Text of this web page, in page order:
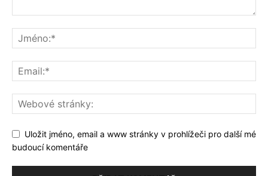
Uložit jméno, email a www stránky v prohlížeči pro další mé
budoucí komentáře